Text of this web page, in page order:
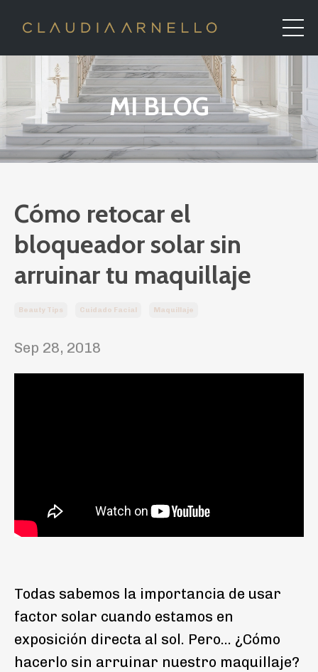
MI BLOG
Cómo retocar el
bloqueador solar sin
arruinar tu maquillaje
Beauty Tips Cuidado Facial Maquillaje
Sep 28, 2018
Todas sabemos la importancia de usar
factor solar cuando estamos en
exposición directa al sol. Pero... ¿Cómo
hacerlo sin arruinar nuestro maquillaje?